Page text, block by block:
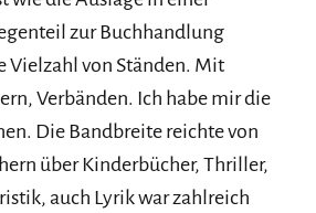
zur Buchhandlung
Vielzahl von Ständen. Mit
Verbänden. Ich habe mir die
Die Bandbreite reichte von
über Kinderbücher, Thriller,
auch Lyrik war zahlreich